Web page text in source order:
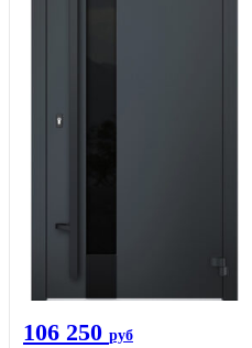
106 250 руб